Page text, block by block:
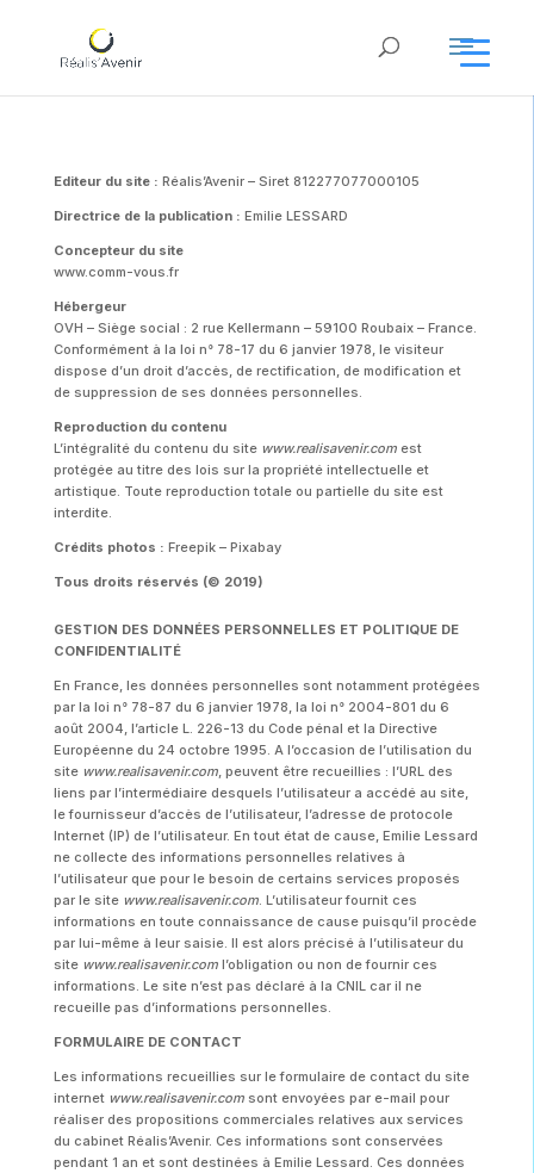
Editeur du site : Réalis’Avenir – Siret 812277077000105
Directrice de la publication : Emilie LESSARD
Concepteur du site
www.comm-vous.fr
Hébergeur
OVH – Siège social : 2 rue Kellermann – 59100 Roubaix – France.
Conformément à la loi n° 78-17 du 6 janvier 1978, le visiteur
dispose d’un droit d’accès, de rectification, de modification et
de suppression de ses données personnelles.
Reproduction du contenu
L’intégralité du contenu du site www.realisavenir.comest
protégée au titre des lois sur la propriété intellectuelle et
artistique. Toute reproduction totale ou partielle du site est
interdite.
Crédits photos : Freepik – Pixabay
Tous droits réservés (© 2019)
GESTION DES DONNÉES PERSONNELLES ET POLITIQUE DE
CONFIDENTIALITÉ
En France, les données personnelles sont notamment protégées
par la loi n° 78-87 du 6 janvier 1978, la loi n° 2004-801 du 6
août 2004, l’article L. 226-13 du Code pénal et la Directive
Européenne du 24 octobre 1995. A l’occasion de l’utilisation du
site www.realisavenir.com, peuvent être recueillies : l’URL des
liens par l’intermédiaire desquels l’utilisateur a accédé au site,
le fournisseur d’accès de l’utilisateur, l’adresse de protocole
Internet (IP) de l’utilisateur. En tout état de cause, Emilie Lessard
ne collecte des informations personnelles relatives à
l’utilisateur que pour le besoin de certains services proposés
par le site www.realisavenir.com. L’utilisateur fournit ces
informations en toute connaissance de cause puisqu’il procède
par lui-même à leur saisie. Il est alors précisé à l’utilisateur du
site www.realisavenir.com l’obligation ou non de fournir ces
informations. Le site n’est pas déclaré à la CNIL car il ne
recueille pas d’informations personnelles.
FORMULAIRE DE CONTACT
Les informations recueillies sur le formulaire de contact du site
internet www.realisavenir.com sont envoyées par e-mail pour
réaliser des propositions commerciales relatives aux services
du cabinet Réalis’Avenir. Ces informations sont conservées
pendant 1 an et sont destinées à Emilie Lessard. Ces données